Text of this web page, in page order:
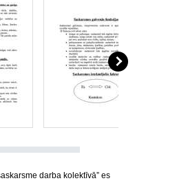
darba kolektīvā” es